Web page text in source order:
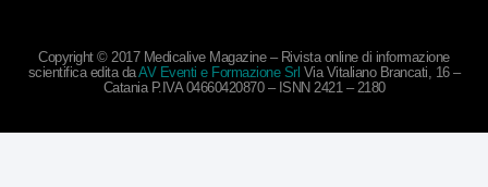
Copyright © 2017 Medicalive Magazine – Rivista online di informazione
scientifica edita daAV Eventi e Formazione Srl Via Vitaliano Brancati, 16 –
Catania P.IVA 04660420870 – ISNN 2421 – 2180